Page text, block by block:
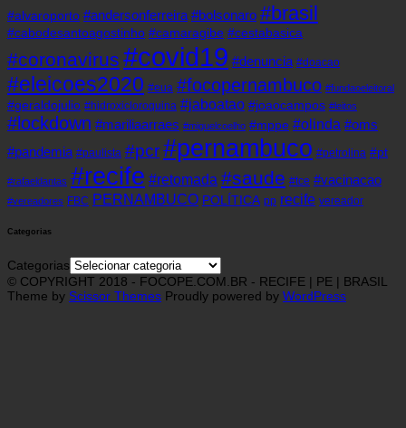
#alvaroporto #andersonferreira #bolsonaro #brasil
#cabodesantoagostinho #camaragibe #cestabasica
#coronavirus #covid19 #denuncia #doacao
#eleicoes2020 #eua #focopernambuco #fundaoeleitoral
#geraldojulio #hidroxicloroquina #jaboatao #joaocampos #leitos
#lockdown #mariliaarraes #miguelcoelho #mppe #olinda #oms
#pandemia #paulista #pcr#pernambuco #petrolina #pt
#rafaeldantas #recife #retomada #saude #tce #vacinacao
#vereadores FBC PERNAMBUCO POLÍTICA pp recife vereador
Categorias
Categorias
© COPYRIGHT 2018 - FOCOPE.COM.BR - RECIFE | PE | BRASIL
Theme by Scissor Themes Proudly powered by WordPress